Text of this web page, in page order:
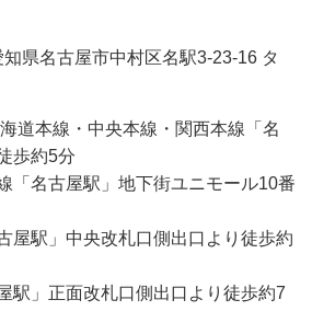
県名古屋市中村区名駅3-23-16 タ
道本線・中央本線・関西本線「名
歩約5分
「名古屋駅」地下街ユニモール10番
屋駅」中央改札口側出口より徒歩約
駅」正面改札口側出口より徒歩約7